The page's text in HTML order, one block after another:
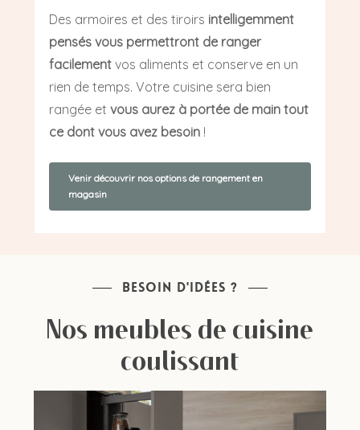
Des armoires et des tiroirs intelligemment
pensés vous permettront de ranger
facilementvos aliments et conserve en un
rien de temps. Votre cuisine sera bien
rangée et vous aurez à portée de main tout
ce dont vous avez besoin!
Venir découvrir nos options de rangement en
magasin
BESOIN D'IDÉES ?
Nos meubles de cuisine
coulissant